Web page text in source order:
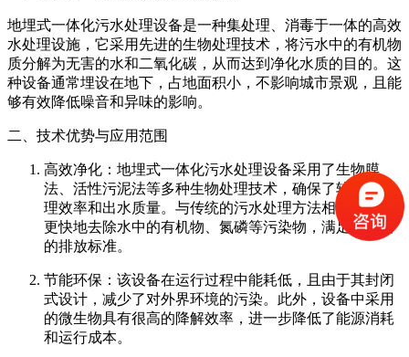
地埋式一体化污水处理设备是一种集处理、消毒于一体的高效
水处理设施，它采用先进的生物处理技术，将污水中的有机物
质分解为无害的水和二氧化碳，从而达到净化水质的目的。这
种设备通常埋设在地下，占地面积小，不影响城市景观，且能
够有效降低噪音和异味的影响。
二、技术优势与应用范围
高效净化：地埋式一体化污水处理设备采用了生物膜
法、活性污泥法等多种生物处理技术，确保了较高的处
理效率和出水质量。与传统的污水处理方法相比，它能
更快地去除水中的有机物、氮磷等污染物，满足更严格
的排放标准。
节能环保：该设备在运行过程中能耗低，且由于其封闭
式设计，减少了对外界环境的污染。此外，设备中采用
的微生物具有很高的降解效率，进一步降低了能源消耗
和运行成本。